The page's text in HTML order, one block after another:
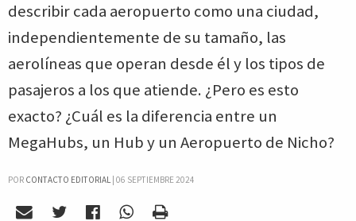
describir cada aeropuerto como una ciudad,
independientemente de su tamaño, las
aerolíneas que operan desde él y los tipos de
pasajeros a los que atiende. ¿Pero es esto
exacto? ¿Cuál es la diferencia entre un
MegaHubs, un Hub y un Aeropuerto de Nicho?
POR CONTACTO EDITORIAL| 06 SEPTIEMBRE 2024